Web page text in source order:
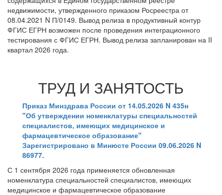
недвижимости, утвержденного приказом Росреестра от
08.04.2021 N П/0149. Вывод релиза в продуктивный контур
ФГИС ЕГРН возможен после проведения интеграционного
тестирования с ФГИС ЕГРН. Вывод релиза запланирован на II
квартал 2026 года.
ТРУД И ЗАНЯТОСТЬ
Приказ Минздрава России от 14.05.2026 N 435н
"Об утверждении номенклатуры специальностей
специалистов, имеющих медицинское и
фармацевтическое образование"
Зарегистрировано в Минюсте России 09.06.2026 N
86977.
С 1 сентября 2026 года применяется обновленная
номенклатура специальностей специалистов, имеющих
медицинское и фармацевтическое образование